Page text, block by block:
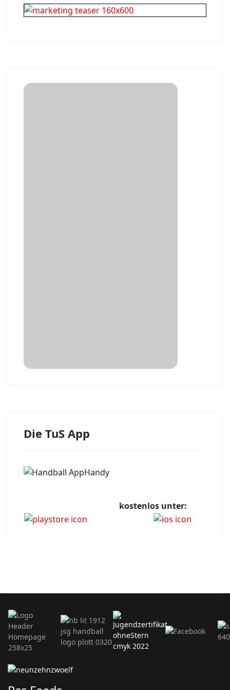
Die TuS App
kostenlos unter: